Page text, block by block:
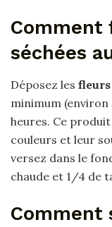
Comment
séchées
Déposez les fleurs
minimum (environ
heures. Ce
couleurs et leur
versez dans le
chaude et 1/4 de
Comment